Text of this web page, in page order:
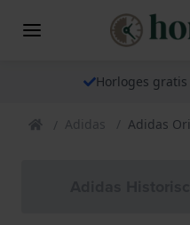
Horloges
Adidas Adidas